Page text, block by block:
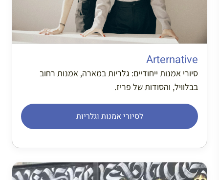
Arternative
סיורי אמנות ייחודיים: גלריות במארה, אמנות רחוב
בבלוויל, והסודות של פריז.
לסיורי אמנות וגלריות